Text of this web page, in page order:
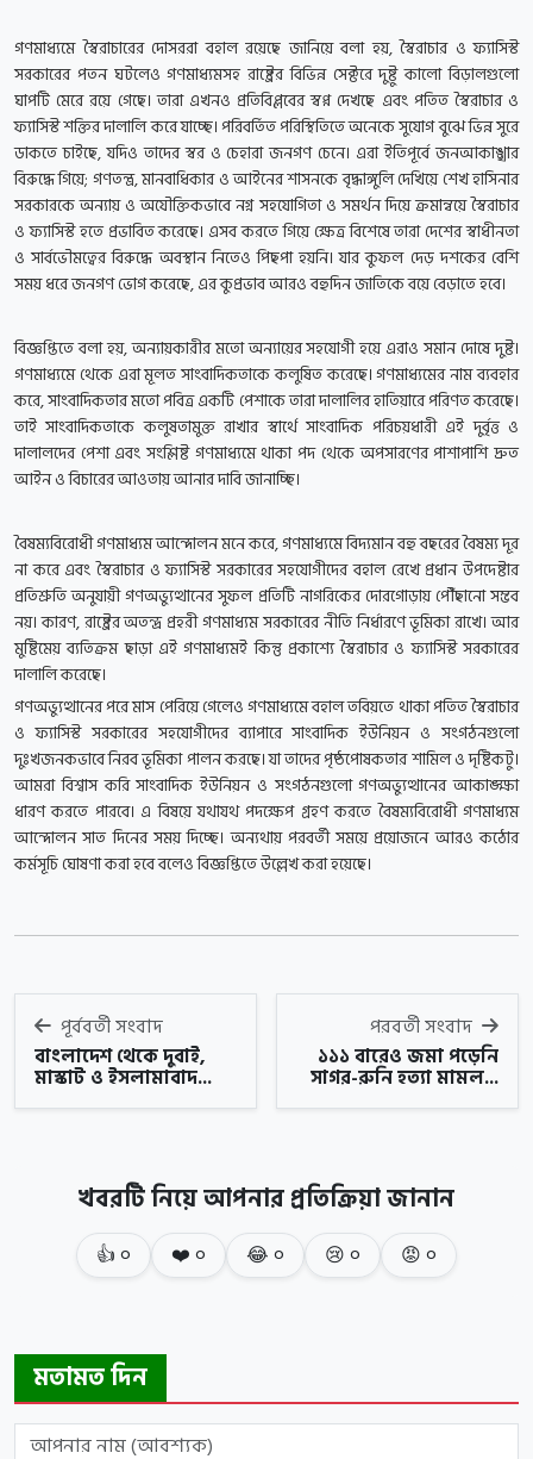
গণমাধ্যমে স্বৈরাচারের দোসররা বহাল রয়েছে জানিয়ে বলা হয়, স্বৈরাচার ও ফ্যাসিস্ট
সরকারের পতন ঘটলেও গণমাধ্যমসহ রাষ্ট্রের বিভিন্ন সেক্টরে দুষ্টু কালো বিড়ালগুলো
ঘাপটি মেরে রয়ে গেছে। তারা এখনও প্রতিবিপ্লবের স্বপ্ন দেখছে এবং পতিত স্বৈরাচার ও
ফ্যাসিস্ট শক্তির দালালি করে যাচ্ছে। পরিবর্তিত পরিস্থিতিতে অনেকে সুযোগ বুঝে ভিন্ন সুরে
ডাকতে চাইছে, যদিও তাদের স্বর ও চেহারা জনগণ চেনে। এরা ইতিপূর্বে জনআকাঙ্খার
বিরুদ্ধে গিয়ে; গণতন্ত্র, মানবাধিকার ও আইনের শাসনকে বৃদ্ধাঙ্গুলি দেখিয়ে শেখ হাসিনার
সরকারকে অন্যায় ও অযৌক্তিকভাবে নগ্ন সহযোগিতা ও সমর্থন দিয়ে ক্রমান্বয়ে স্বৈরাচার
ও ফ্যাসিস্ট হতে প্রভাবিত করেছে। এসব করতে গিয়ে ক্ষেত্র বিশেষে তারা দেশের স্বাধীনতা
ও সার্বভৌমত্বের বিরুদ্ধে অবস্থান নিতেও পিছপা হয়নি। যার কুফল দেড় দশকের বেশি
সময় ধরে জনগণ ভোগ করেছে, এর কুপ্রভাব আরও বহুদিন জাতিকে বয়ে বেড়াতে হবে।
বিজ্ঞপ্তিতে বলা হয়, অন্যায়কারীর মতো অন্যায়ের সহযোগী হয়ে এরাও সমান দোষে দুষ্ট।
গণমাধ্যমে থেকে এরা মূলত সাংবাদিকতাকে কলুষিত করেছে। গণমাধ্যমের নাম ব্যবহার
করে, সাংবাদিকতার মতো পবিত্র একটি পেশাকে তারা দালালির হাতিয়ারে পরিণত করেছে।
তাই সাংবাদিকতাকে কলুষতামুক্ত রাখার স্বার্থে সাংবাদিক পরিচয়ধারী এই দুর্বৃত্ত ও
দালালদের পেশা এবং সংশ্লিষ্ট গণমাধ্যমে থাকা পদ থেকে অপসারণের পাশাপাশি দ্রুত
আইন ও বিচারের আওতায় আনার দাবি জানাচ্ছি।
বৈষম্যবিরোধী গণমাধ্যম আন্দোলন মনে করে, গণমাধ্যমে বিদ্যমান বহু বছরের বৈষম্য দূর
না করে এবং স্বৈরাচার ও ফ্যাসিস্ট সরকারের সহযোগীদের বহাল রেখে প্রধান উপদেষ্টার
প্রতিশ্রুতি অনুযায়ী গণঅভ্যুত্থানের সুফল প্রতিটি নাগরিকের দোরগোড়ায় পৌঁছানো সম্ভব
নয়। কারণ, রাষ্ট্রের অতন্দ্র প্রহরী গণমাধ্যম সরকারের নীতি নির্ধারণে ভূমিকা রাখে। আর
মুষ্টিমেয় ব্যতিক্রম ছাড়া এই গণমাধ্যমই কিন্তু প্রকাশ্যে স্বৈরাচার ও ফ্যাসিস্ট সরকারের
দালালি করেছে।
গণঅভ্যুত্থানের পরে মাস পেরিয়ে গেলেও গণমাধ্যমে বহাল তবিয়তে থাকা পতিত স্বৈরাচার
ও ফ্যাসিস্ট সরকারের সহযোগীদের ব্যাপারে সাংবাদিক ইউনিয়ন ও সংগঠনগুলো
দুঃখজনকভাবে নিরব ভূমিকা পালন করছে। যা তাদের পৃষ্ঠপোষকতার শামিল ও দৃষ্টিকটু।
আমরা বিশ্বাস করি সাংবাদিক ইউনিয়ন ও সংগঠনগুলো গণঅভ্যুত্থানের আকাঙ্ক্ষা
ধারণ করতে পারবে। এ বিষয়ে যথাযথ পদক্ষেপ গ্রহণ করতে বৈষম্যবিরোধী গণমাধ্যম
আন্দোলন সাত দিনের সময় দিচ্ছে। অন্যথায় পরবর্তী সময়ে প্রয়োজনে আরও কঠোর
কর্মসূচি ঘোষণা করা হবে বলেও বিজ্ঞপ্তিতে উল্লেখ করা হয়েছে।
পূর্ববর্তী সংবাদ
বাংলাদেশ থেকে দুবাই,
মাস্কাট ও ইসলামাবাদ...
পরবর্তী সংবাদ
১১১ বারেও জমা পড়েনি
সাগর-রুনি হত্যা মামল...
খবরটি নিয়ে আপনার প্রতিক্রিয়া জানান
👍০ ❤️০ 😂০ 😢০ 😡০
মতামত দিন